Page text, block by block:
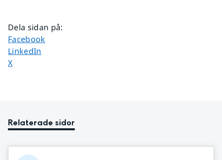
Dela sidan på:
Dela sidan på
Facebook
Dela sidan på
LinkedIn
Dela sidan på
X
Relaterade sidor